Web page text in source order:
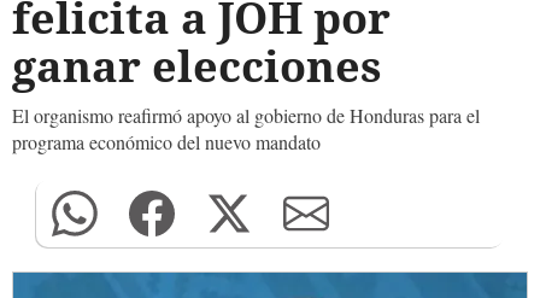
felicita a JOH por
ganar elecciones
El organismo reafirmó apoyo al gobierno de Honduras para el
programa económico del nuevo mandato